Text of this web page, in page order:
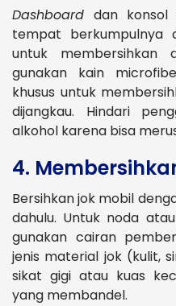
Dashboard dan konsol
tempat berkumpulnya
untuk membersihkan
gunakan kain
khusus untuk
dijangkau. Hindari
alkohol karena bisa
4.
Bersihkan jok mobil
dahulu. Untuk noda
gunakan cairan
jenis material jok (kulit,
sikat gigi atau kuas
yang membandel​.